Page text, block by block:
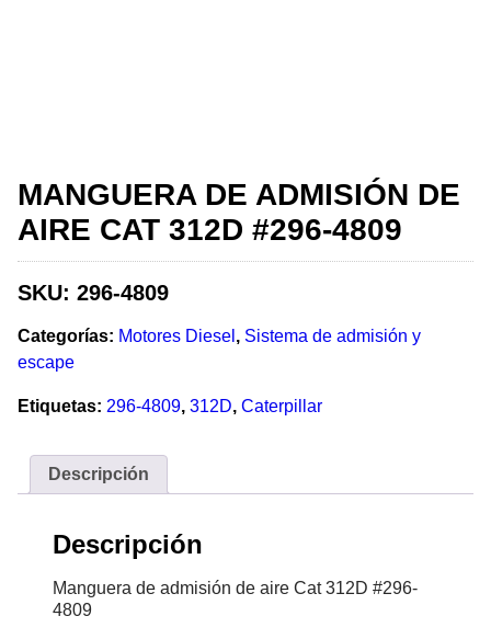
MANGUERA DE ADMISIÓN DE
AIRE CAT 312D #296-4809
SKU: 296-4809
Categorías: Motores Diesel , Sistema de admisión y
escape
Etiquetas: 296-4809, 312D, Caterpillar
Descripción
Descripción
Manguera de admisión de aire Cat 312D #296-
4809